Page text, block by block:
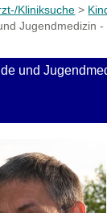
Kliniksuche >
Jugendmedizin
und